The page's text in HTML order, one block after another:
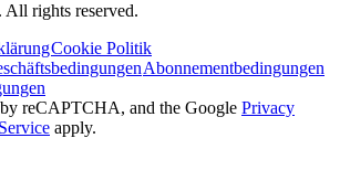
rights reserved.
Cookie Politik
Abonnementbedingungen
reCAPTCHA, and the Google Privacy
apply.